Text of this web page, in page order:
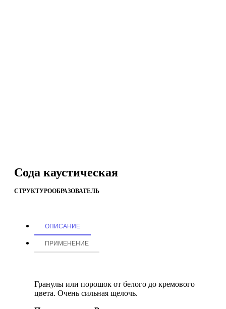
Сода каустическая
СТРУКТУРООБРАЗОВАТЕЛЬ
ОПИСАНИЕ
ПРИМЕНЕНИЕ
Гранулы или порошок от белого до кремового
цвета. Очень сильная щелочь.